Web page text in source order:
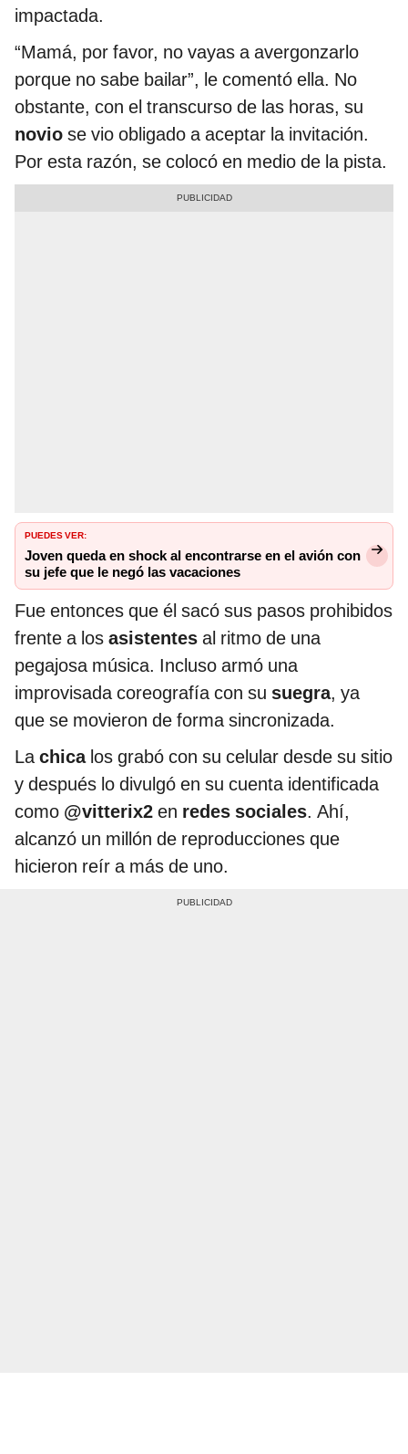
impactada.
“Mamá, por favor, no vayas a avergonzarlo
porque no sabe bailar”, le comentó ella. No
obstante, con el transcurso de las horas, su
novio se vio obligado a aceptar la invitación.
Por esta razón, se colocó en medio de la pista.
PUEDES VER:
Joven queda en shock al encontrarse en el avión con
su jefe que le negó las vacaciones
Fue entonces que él sacó sus pasos prohibidos
frente a los asistentes al ritmo de una
pegajosa música. Incluso armó una
improvisada coreografía con su suegra, ya
que se movieron de forma sincronizada.
Lachica los grabó con su celular desde su sitio
y después lo divulgó en su cuenta identificada
como @vitterix2 en redes sociales. Ahí,
alcanzó un millón de reproducciones que
hicieron reír a más de uno.